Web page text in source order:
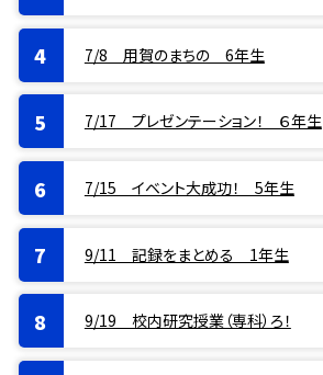
7/8 用賀のまちの 6年生
7/17 プレゼンテーション！ ６年生
7/15 イベント大成功！ 5年生
9/11 記録をまとめる 1年生
9/19 校内研究授業（専科）ろ！